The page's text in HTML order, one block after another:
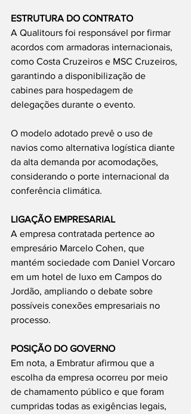
ESTRUTURA DO CONTRATO
A Qualitours foi responsável por firmar
acordos com armadoras internacionais,
como Costa Cruzeiros e MSC Cruzeiros,
garantindo a disponibilização de
cabines para hospedagem de
delegações durante o evento.
O modelo adotado prevê o uso de
navios como alternativa logística diante
da alta demanda por acomodações,
considerando o porte internacional da
conferência climática.
LIGAÇÃO EMPRESARIAL
A empresa contratada pertence ao
empresário Marcelo Cohen, que
mantém sociedade com Daniel Vorcaro
em um hotel de luxo em Campos do
Jordão, ampliando o debate sobre
possíveis conexões empresariais no
processo.
POSIÇÃO DO GOVERNO
Em nota, a Embratur afirmou que a
escolha da empresa ocorreu por meio
de chamamento público e que foram
cumpridas todas as exigências legais,